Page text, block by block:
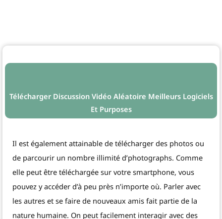
Télécharger Discussion Vidéo Aléatoire Meilleurs Logiciels
Et Purposes
Il est également attainable de télécharger des photos ou
de parcourir un nombre illimité d’photographs. Comme
elle peut être téléchargée sur votre smartphone, vous
pouvez y accéder d’à peu près n’importe où. Parler avec
les autres et se faire de nouveaux amis fait partie de la
nature humaine. On peut facilement interagir avec des